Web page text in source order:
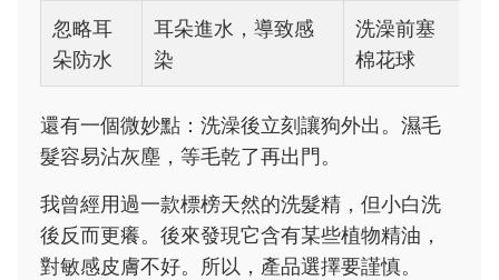
忽略耳
朵防水
耳朵進水，導致感
染
洗澡前塞
棉花球
還有一個微妙點：洗澡後立刻讓狗外出。濕毛
髮容易沾灰塵，等毛乾了再出門。
我曾經用過一款標榜天然的洗髮精，但小白洗
後反而更癢。後來發現它含有某些植物精油，
對敏感皮膚不好。所以，產品選擇要謹慎。